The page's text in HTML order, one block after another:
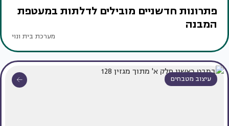
פתרונות חדשניים מובילים לדלתות במעטפת
המבנה
מערכת בית ונוי
עיצוב מטבחים